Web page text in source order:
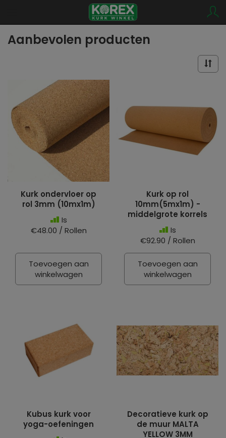
Aanbevolen producten
Kurk ondervloer op
rol 3mm (10mx1m)
Is
€48.00 / Rollen
Toevoegen aan
winkelwagen
Kurk op rol
10mm(5mx1m) -
middelgrote korrels
Is
€92.90 / Rollen
Toevoegen aan
winkelwagen
Kubus kurk voor
yoga-oefeningen
Decoratieve kurk op
de muur MALTA
YELLOW 3MM